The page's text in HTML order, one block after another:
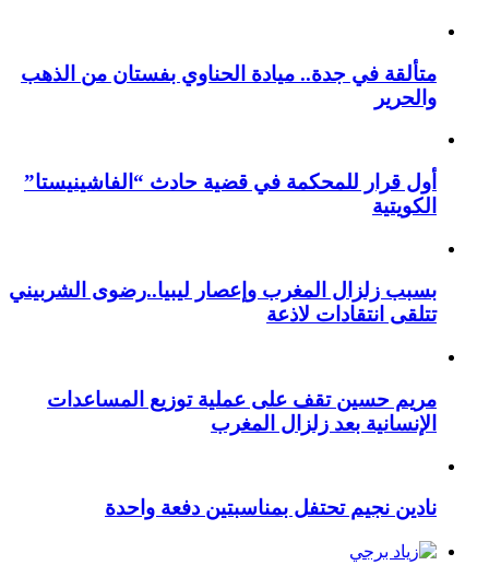
متألقة في جدة.. ميادة الحناوي بفستان من الذهب
والحرير
أول قرار للمحكمة في قضية حادث “الفاشينيستا”
الكويتية
بسبب زلزال المغرب وإعصار ليبيا..رضوى الشربيني
تتلقى انتقادات لاذعة
مريم حسين تقف على عملية توزيع المساعدات
الإنسانية بعد زلزال المغرب
نادين نجيم تحتفل بمناسبتين دفعة واحدة